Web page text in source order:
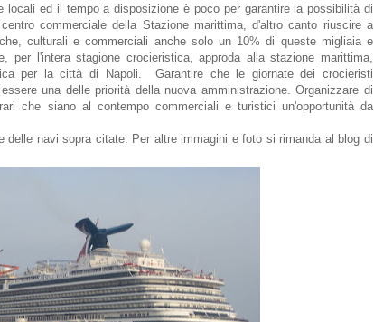
locali ed il tempo a disposizione è poco per garantire la possibilità di
commerciale della Stazione marittima, d'altro canto riuscire a
culturali e commerciali anche solo un 10% di queste migliaia e
per l'intera stagione crocieristica, approda alla stazione marittima,
per la città di Napoli. Garantire che le giornate dei crocieristi
una delle priorità della nuova amministrazione. Organizzare di
che siano al contempo commerciali e turistici un'opportunità da
delle navi sopra citate. Per altre immagini e foto si rimanda al blog di